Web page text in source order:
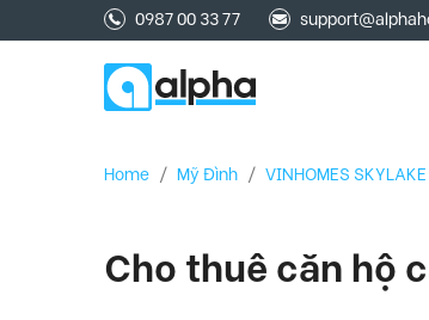
0987 00 33 77
Home / Mỹ Đình / VINHOMES SKYLAKE
Cho thuê căn hộ